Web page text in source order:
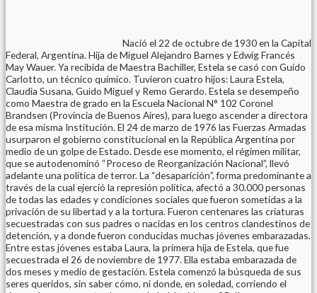
Nació el 22 de octubre de 1930 en la Capital
Federal, Argentina. Hija de Miguel Alejandro Barnes y Edwig Francés
May Wauer. Ya recibida de Maestra Bachiller, Estela se casó con Guido
Carlotto, un técnico químico. Tuvieron cuatro hijos: Laura Estela,
Claudia Susana, Guido Miguel y Remo Gerardo. Estela se desempeño
como Maestra de grado en la Escuela Nacional N° 102 Coronel
Brandsen (Provincia de Buenos Aires), para luego ascender a directora
de esa misma Institución. El 24 de marzo de 1976 las Fuerzas Armadas
usurparon el gobierno constitucional en la República Argentina por
medio de un golpe de Estado. Desde ese momento, el régimen militar,
que se autodenominó “Proceso de Reorganización Nacional”, llevó
adelante una política de terror. La “desaparición”, forma predominante a
través de la cual ejerció la represión política, afectó a 30.000 personas
de todas las edades y condiciones sociales que fueron sometidas a la
privación de su libertad y a la tortura. Fueron centenares las criaturas
secuestradas con sus padres o nacidas en los centros clandestinos de
detención, y a donde fueron conducidas muchas jóvenes embarazadas.
Entre estas jóvenes estaba Laura, la primera hija de Estela, que fue
secuestrada el 26 de noviembre de 1977. Ella estaba embarazada de
dos meses y medio de gestación. Estela comenzó la búsqueda de sus
seres queridos, sin saber cómo, ni donde, en soledad, corriendo el